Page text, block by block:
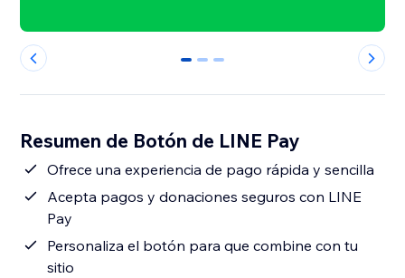
0 1 2
Resumen de Botón de LINE Pay
Ofrece una experiencia de pago rápida y sencilla
Acepta pagos y donaciones seguros con LINE
Pay
Personaliza el botón para que combine con tu
sitio